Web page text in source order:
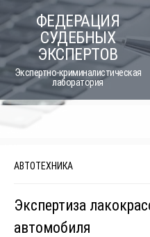
to
content
ФЕДЕРАЦИЯ
СУДЕБНЫХ
ЭКСПЕРТОВ
Экспертно-криминалистическая
лаборатория
АВТОТЕХНИКА
Экспертиза
автомобиля